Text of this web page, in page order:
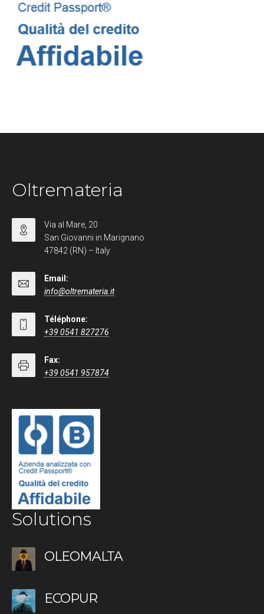
Oltremateria
Via al Mare, 20
San Giovanni in Marignano
47842 (RN) – Italy
Email:
info@oltremateria.it
Téléphone:
+39 0541 827276
Fax:
+39 0541 957874
Solutions
OLEOMALTA
ECOPUR